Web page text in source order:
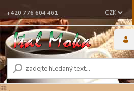
CZK
+420 776 604 461